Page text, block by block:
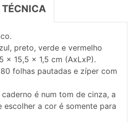
preto, verde e vermelho
x 15,5 x 1,5 cm (AxLxP).
folhas pautadas e zíper com
é num tom de cinza, a
escolher a cor é somente para